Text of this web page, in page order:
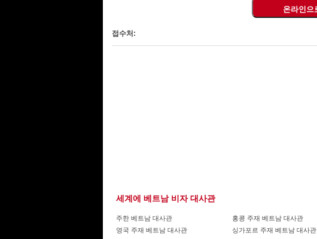
접수처:
세계에 베트남 비자 대사관
주한 베트남 대사관
영국 주재 베트남 대사관
홍콩 주재 베트남 대사관
싱가포르 주재 베트남 대사관